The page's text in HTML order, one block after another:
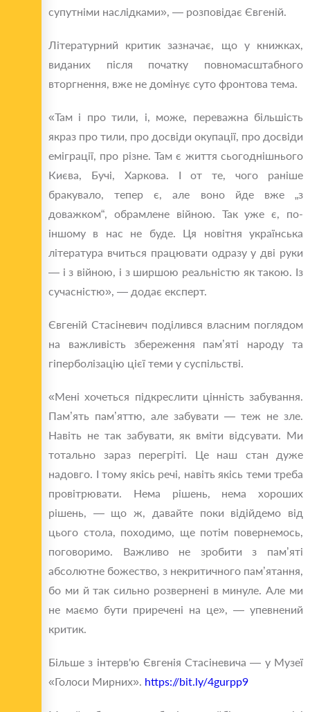
супутніми наслідками», — розповідає Євгеній.
Літературний критик зазначає, що у книжках,
виданих після початку повномасштабного
вторгнення, вже не домінує суто фронтова тема.
«Там і про тили, і, може, переважна більшість
якраз про тили, про досвіди окупації, про досвіди
еміграції, про різне. Там є життя сьогоднішнього
Києва, Бучі, Харкова. І от те, чого раніше
бракувало, тепер є, але воно йде вже „з
доважком“, обрамлене війною. Так уже є, по-
іншому в нас не буде. Ця новітня українська
література вчиться працювати одразу у дві руки
— і з війною, і з ширшою реальністю як такою. Із
сучасністю», — додає експерт.
Євгеній Стасіневич поділився власним поглядом
на важливість збереження пам’яті народу та
гіперболізацію цієї теми у суспільстві.
«Мені хочеться підкреслити цінність забування.
Пам’ять пам’яттю, але забувати — теж не зле.
Навіть не так забувати, як вміти відсувати. Ми
тотально зараз перегріті. Це наш стан дуже
надовго. І тому якісь речі, навіть якісь теми треба
провітрювати. Нема рішень, нема хороших
рішень, — що ж, давайте поки відійдемо від
цього стола, походимо, ще потім повернемось,
поговоримо. Важливо не зробити з пам’яті
абсолютне божество, з некритичного пам’ятання,
бо ми й так сильно розвернені в минуле. Але ми
не маємо бути приречені на це», — упевнений
критик.
Більше з інтерв'ю Євгенія Стасіневича — у Музеї
«Голоси Мирних». https://bit.ly/4gurpp9